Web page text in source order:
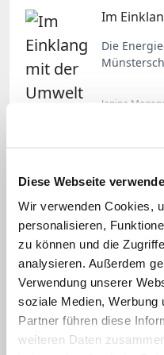
Diese Webseite
Wir verwenden Cookies,
personalisieren,
zu können und die
analysieren. Außerdem
Verwendung unserer
soziale Medien, Werbung
Partner führen diese
weiteren Daten
Im
Die
Janina
Marx sagte, eine
zögerliche
Ländern bewirke
lassen dürften.
Debatte über die
Deutschland. Der